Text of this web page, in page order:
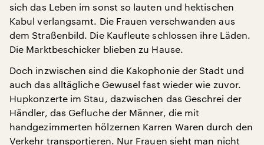
sich das Leben im sonst so lauten und hektischen
Kabul verlangsamt. Die Frauen verschwanden aus
dem Straßenbild. Die Kaufleute schlossen ihre Läden.
Die Marktbeschicker blieben zu Hause.
Doch inzwischen sind die Kakophonie der Stadt und
auch das alltägliche Gewusel fast wieder wie zuvor.
Hupkonzerte im Stau, dazwischen das Geschrei der
Händler, das Gefluche der Männer, die mit
handgezimmerten hölzernen Karren Waren durch den
Verkehr transportieren. Nur Frauen sieht man nicht